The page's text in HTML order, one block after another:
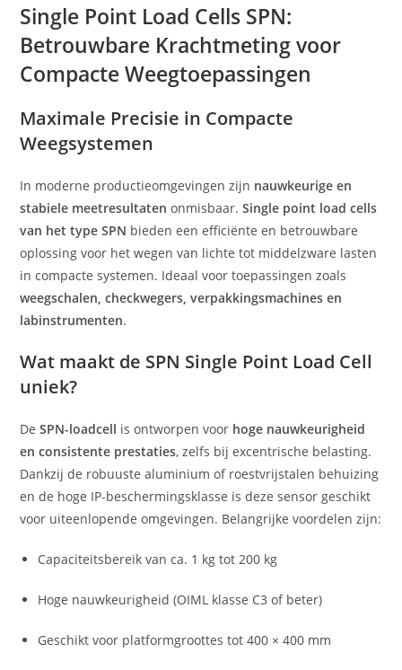
Single Point Load Cells SPN:
Betrouwbare Krachtmeting voor
Compacte Weegtoepassingen
Maximale Precisie in Compacte
Weegsystemen
In moderne productieomgevingen zijn nauwkeurige en
stabiele meetresultaten onmisbaar.Single point load cells
van het type SPN bieden een efficiënte en betrouwbare
oplossing voor het wegen van lichte tot middelzware lasten
in compacte systemen. Ideaal voor toepassingen zoals
weegschalen, checkwegers, verpakkingsmachines en
labinstrumenten.
Wat maakt de SPN Single Point Load Cell
uniek?
DeSPN-loadcell is ontworpen voor hoge nauwkeurigheid
en consistente prestaties, zelfs bij excentrische belasting.
Dankzij de robuuste aluminium of roestvrijstalen behuizing
en de hoge IP-beschermingsklasse is deze sensor geschikt
voor uiteenlopende omgevingen. Belangrijke voordelen zijn:
Capaciteitsbereik van ca. 1 kg tot 200 kg
Hoge nauwkeurigheid (OIML klasse C3 of beter)
Geschikt voor platformgroottes tot 400 × 400 mm